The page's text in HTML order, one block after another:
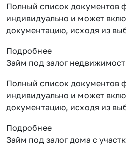
Полный список документов
индивидуально и может
документацию, исходя из
Подробнее
Займ под залог
Полный список документов
индивидуально и может
документацию, исходя из
Подробнее
Займ под залог дома с